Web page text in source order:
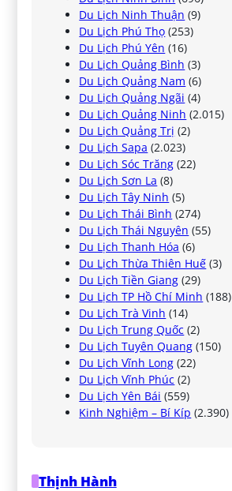
Du Lịch Ninh Thuận (9)
Du Lịch Phú Thọ (253)
Du Lịch Phú Yên (16)
Du Lịch Quảng Bình (3)
Du Lịch Quảng Nam (6)
Du Lịch Quảng Ngãi (4)
Du Lịch Quảng Ninh (2.015)
Du Lịch Quảng Trị (2)
Du Lịch Sapa (2.023)
Du Lịch Sóc Trăng (22)
Du Lịch Sơn La (8)
Du Lịch Tây Ninh (5)
Du Lịch Thái Bình (274)
Du Lịch Thái Nguyên (55)
Du Lịch Thanh Hóa (6)
Du Lịch Thừa Thiên Huế (3)
Du Lịch Tiền Giang (29)
Du Lịch TP Hồ Chí Minh (188)
Du Lịch Trà Vinh (14)
Du Lịch Trung Quốc (2)
Du Lịch Tuyên Quang (150)
Du Lịch Vĩnh Long (22)
Du Lịch Vĩnh Phúc (2)
Du Lịch Yên Bái (559)
Kinh Nghiệm – Bí Kíp (2.390)
Thịnh Hành